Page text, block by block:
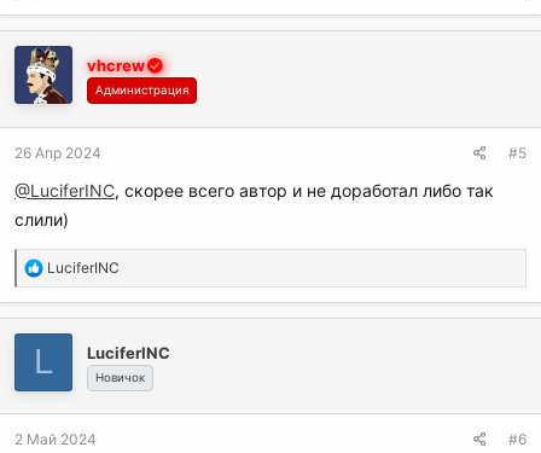
к
ц
и
и
:
vhcrew
Администрация
26 Апр 2024 #5
@LuciferINC, скорее всего автор и не доработал либо так
слили)
Р
е
к
и
и
:
LuciferINC
L LuciferINC
Новичок
2 Май 2024 #6